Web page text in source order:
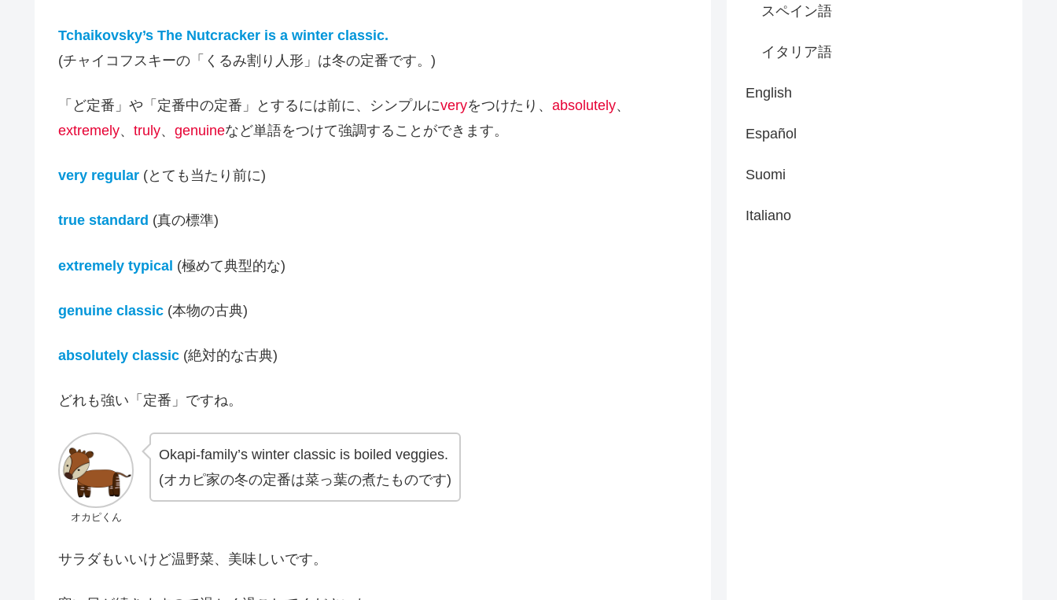
Tchaikovsky’s The Nutcracker is a winter classic.
(チャイコフスキーの「くるみ割り人形」は冬の定番です。)
「ど定番」や「定番中の定番」とするには前に、シンプルにveryをつけたり、 absolutely、
extremely、 truly、 genuineなど単語をつけて強調することができます。
very regular (とても当たり前に)
true standard (真の標準)
extremely typical (極めて典型的な)
genuine classic (本物の古典)
absolutely classic (絶対的な古典)
どれも強い「定番」ですね。
オカピくん
Okapi-family’s winter classic is boiled veggies.
(オカピ家の冬の定番は菜っ葉の煮たものです)
サラダもいいけど温野菜、美味しいです。
スペイン語
イタリア語
English
Español
Suomi
Italiano